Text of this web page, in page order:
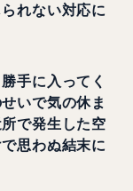
れない対応に
手に入ってく
いで気の休ま
で発生した空
思わぬ結末に